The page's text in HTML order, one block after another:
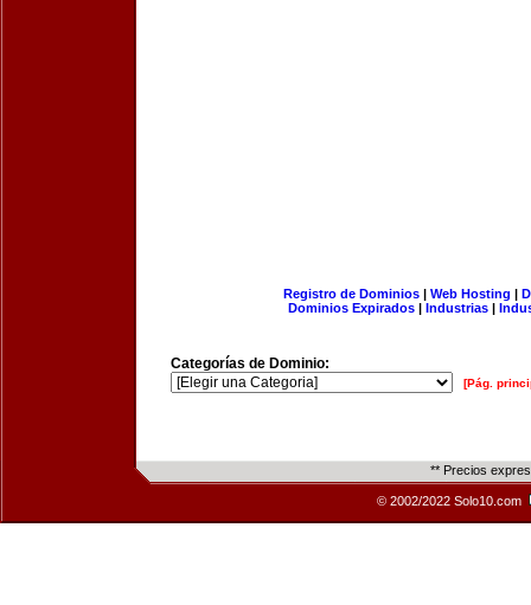
Registro de Dominios| Web Hosting |
Dominios Expirados | Industrias |
Categorías de Dominio:
[Pág.
** Precios
© 2002/2022 Solo10.com